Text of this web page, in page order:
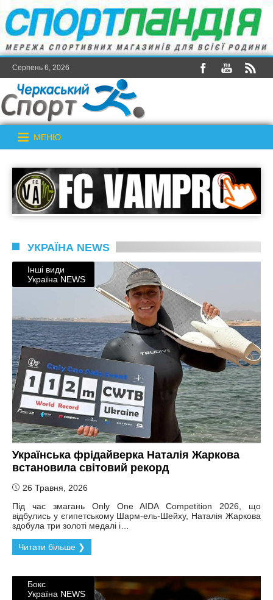
Серпень 6, 2026
МЕНЮ
УКРАЇНА NEWS
Інші види
Україна NEWS
Українська фрідайверка Наталія Жаркова
встановила світовий рекорд
26 Травня, 2026
Під час змагань Only One AIDA Competition 2026, що
відбулись у єгипетському Шарм-ель-Шейху, Наталія Жаркова
здобула три золоті медалі і…
Читати більше ❯
Бокс
Україна NEWS